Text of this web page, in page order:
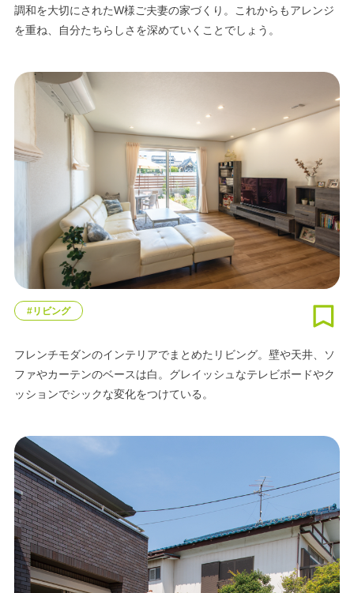
調和を大切にされたW様ご夫妻の家づくり。これからもアレンジ
を重ね、自分たちらしさを深めていくことでしょう。
#リビング
フレンチモダンのインテリアでまとめたリビング。壁や天井、ソ
ファやカーテンのベースは白。グレイッシュなテレビボードやク
ッションでシックな変化をつけている。